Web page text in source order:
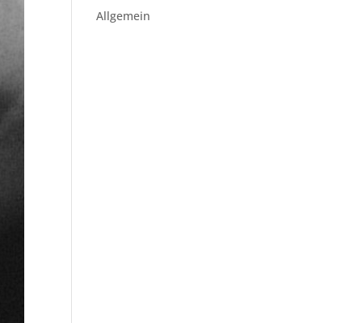
Allgemein